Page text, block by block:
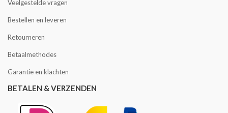
Veelgestelde vragen
Bestellen en leveren
Retourneren
Betaalmethodes
Garantie en klachten
BETALEN & VERZENDEN